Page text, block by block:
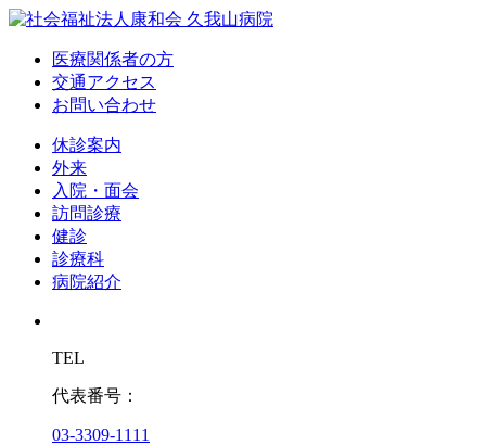
医療関係者の方
交通アクセス
お問い合わせ
休診案内
外来
入院・面会
訪問診療
健診
診療科
病院紹介
TEL
代表番号：
03-3309-1111